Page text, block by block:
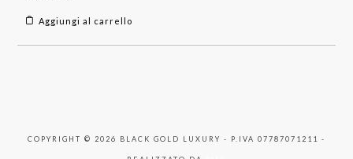
Aggiungi al carrello
COPYRIGHT © 2026 BLACK GOLD LUXURY - P.IVA 07787071211 -